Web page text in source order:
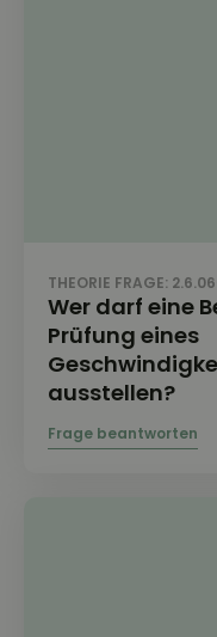
THEORIE FRAGE:
Wer darf eine
Prüfung eines
ausstellen?